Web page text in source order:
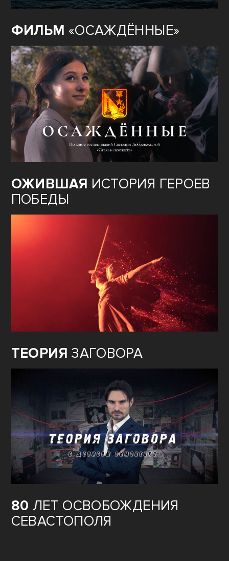
ФИЛЬМ «ОСАЖДЁННЫЕ»
ОЖИВШАЯ ИСТОРИЯ ГЕРОЕВ
ПОБЕДЫ
ТЕОРИЯ ЗАГОВОРА
80 ЛЕТ ОСВОБОЖДЕНИЯ
СЕВАСТОПОЛЯ